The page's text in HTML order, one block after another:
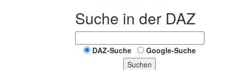
Suche in der DAZ
DAZ-Suche
Google-Suche
Suchen